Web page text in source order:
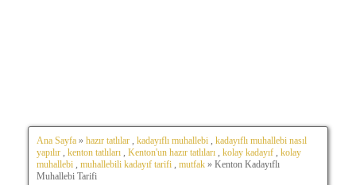
Ana Sayfa » hazır tatlılar kadayıflı muhallebi
kadayıflı muhallebi nasıl
yapılır
kenton tatlıları Kenton'un hazır tatlıları kolay kadayıf
kolay
muhallebi
muhallebili kadayıf tarifi mutfak » Kenton Kadayıflı
Muhallebi Tarifi